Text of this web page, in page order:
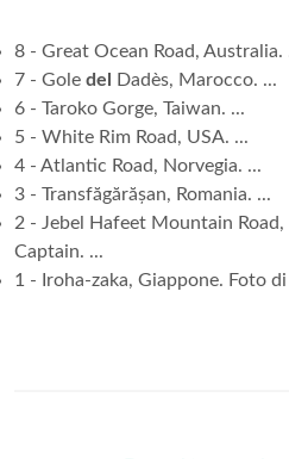
8 - Great Ocean Road, Australia.
7 - Gole del
Dadès, Marocco. ...
6 - Taroko Gorge, Taiwan. ...
5 - White Rim Road, USA. ...
4 - Atlantic Road, Norvegia. ...
3 - Transfăgărășan, Romania. ...
2 - Jebel Hafeet Mountain
Captain. ...
1 - Iroha-zaka, Giappone. Foto